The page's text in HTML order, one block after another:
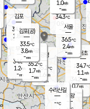
과천
34.2℃
0.7m/s
- mm
의왕
김포
34.1℃
1.8 m/s
mm
광명
35.2 ℃
1.6 m/s
-mm
부천
34.0℃
1.2m/s
-mm
구로
35.2℃
1.7m/s
-mm
은평
34.3℃
0.9 m/s
- mm
서초
34.7℃
1.1 m/s
-mm
수리산길
-℃
1.0m/s
-mm
김포(공)
33.5℃
3.8m/s
-mm
서울
36.5℃
2.4m/s
-mm